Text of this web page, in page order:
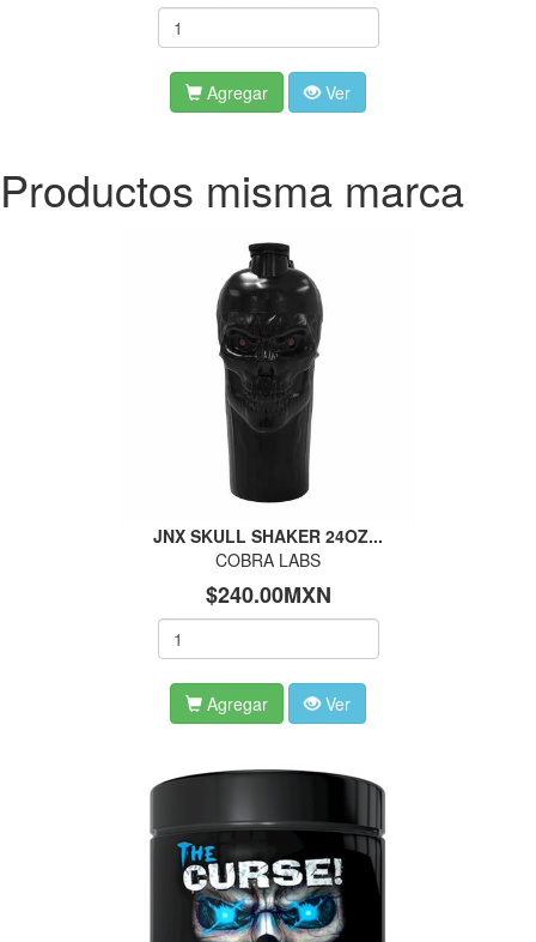
Agregar Ver
Productos misma marca
JNX SKULL SHAKER 24OZ...
COBRA LABS
$240.00MXN
Agregar Ver